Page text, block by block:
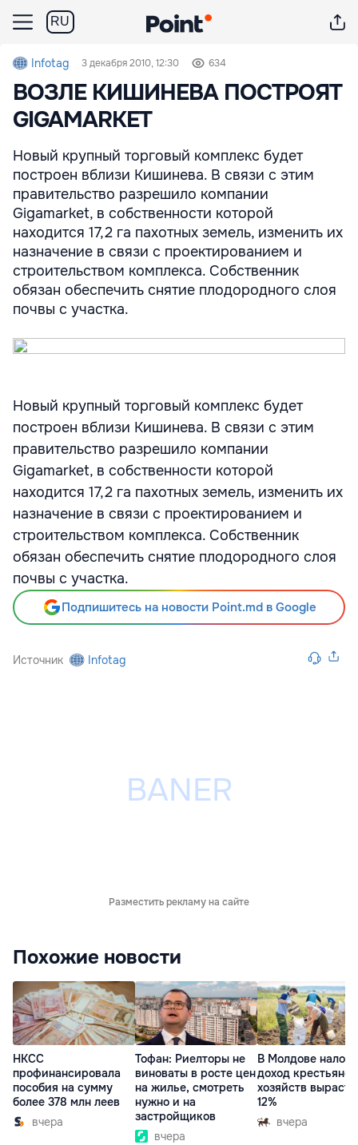
RU
Infotag 3 декабря 2010, 12:30 634
ВОЗЛЕ КИШИНЕВА ПОСТРОЯТ
GIGAMARKET
Новый крупный торговый комплекс будет
построен вблизи Кишинева. В связи с этим
правительство разрешило компании
Gigamarket, в собственности которой
находится 17,2 га пахотных земель, изменить их
назначение в связи с проектированием и
строительством комплекса. Собственник
обязан обеспечить снятие плодородного слоя
почвы с участка.
Новый крупный торговый комплекс будет
построен вблизи Кишинева. В связи с этим
правительство разрешило компании
Gigamarket, в собственности которой
находится 17,2 га пахотных земель, изменить их
назначение в связи с проектированием и
строительством комплекса. Собственник
обязан обеспечить снятие плодородного слоя
почвы с участка.
Подпишитесь на новости Point.md в Google
Источник Infotag
Разместить рекламу на сайте
Похожие новости
НКСС
профинансировала
пособия на сумму
более 378 млн леев
вчера
Тофан: Риелторы не
виноваты в росте цен
на жилье, смотреть
нужно и на
застройщиков
вчера
В Молдове налог
доход
хозяйств
12%
вчера